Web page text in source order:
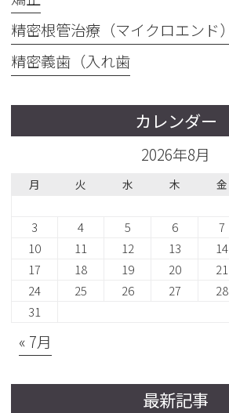
精密根管治療（マイクロエンド）
精密義歯（入れ歯
カレンダー
2026年8月
月 火 水 木 金
3
4 5 6 7
10
11 12 13 14
17
18 19 20 21
24
25 26 27 28
31
« 7月
最新記事